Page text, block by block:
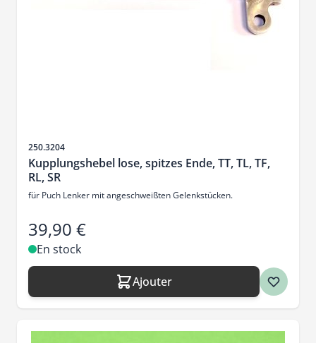
SKU
250.3204
Kupplungshebel lose, spitzes Ende, TT, TL, TF,
RL, SR
für Puch Lenker mit angeschweißten Gelenkstücken.
39,90 €
En stock
Ajouter